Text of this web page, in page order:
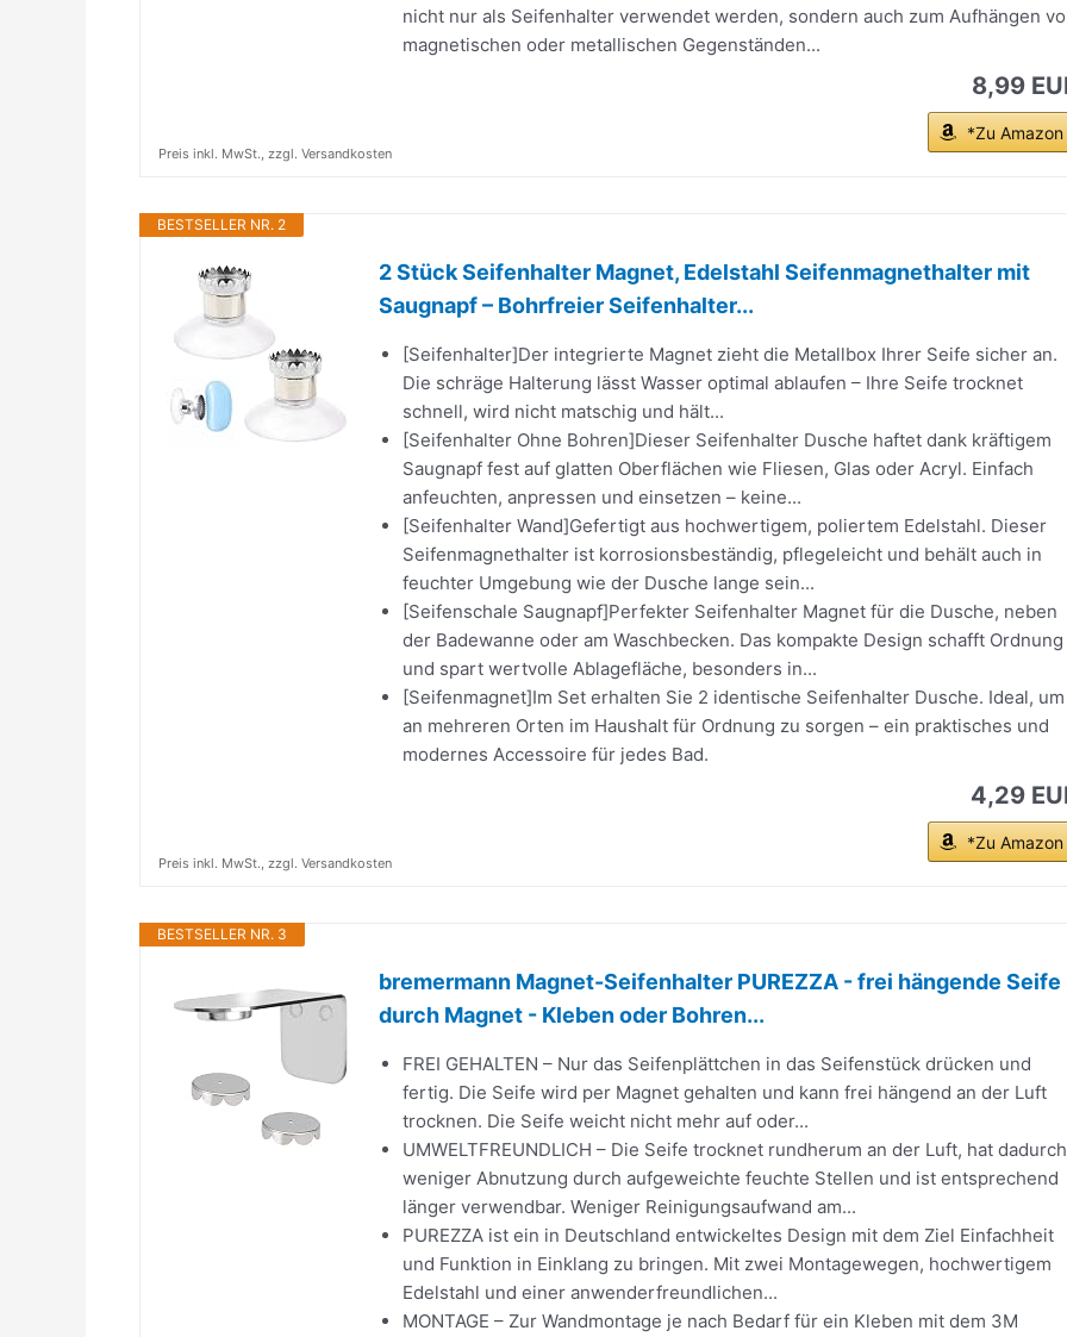
nicht nur als Seifenhalter verwendet werden, sondern auch zum Aufhängen
magnetischen oder metallischen Gegenständen...
8,99
*Zu Amazon
Preis inkl. MwSt., zzgl. Versandkosten
BESTSELLER NR. 2
2 Stück Seifenhalter Magnet, Edelstahl Seifenmagnethalter mit
Saugnapf – Bohrfreier Seifenhalter...
[Seifenhalter]Der integrierte Magnet zieht die Metallbox Ihrer Seife sicher an.
Die schräge Halterung lässt Wasser optimal ablaufen – Ihre Seife trocknet
schnell, wird nicht matschig und hält...
[Seifenhalter Ohne Bohren]Dieser Seifenhalter Dusche haftet dank kräftigem
Saugnapf fest auf glatten Oberflächen wie Fliesen, Glas oder Acryl. Einfach
anfeuchten, anpressen und einsetzen – keine...
[Seifenhalter Wand]Gefertigt aus hochwertigem, poliertem Edelstahl. Dieser
Seifenmagnethalter ist korrosionsbeständig, pflegeleicht und behält auch in
feuchter Umgebung wie der Dusche lange sein...
[Seifenschale Saugnapf]Perfekter Seifenhalter Magnet für die Dusche, neben
der Badewanne oder am Waschbecken. Das kompakte Design schafft Ordnung
und spart wertvolle Ablagefläche, besonders in...
[Seifenmagnet]Im Set erhalten Sie 2 identische Seifenhalter Dusche. Ideal, um
an mehreren Orten im Haushalt für Ordnung zu sorgen – ein praktisches und
modernes Accessoire für jedes Bad.
4,29
*Zu Amazon
Preis inkl. MwSt., zzgl. Versandkosten
BESTSELLER NR. 3
bremermann Magnet-Seifenhalter PUREZZA - frei hängende Seife
durch Magnet - Kleben oder Bohren...
FREI GEHALTEN – Nur das Seifenplättchen in das Seifenstück drücken und
fertig. Die Seife wird per Magnet gehalten und kann frei hängend an der Luft
trocknen. Die Seife weicht nicht mehr auf oder...
UMWELTFREUNDLICH – Die Seife trocknet rundherum an der Luft, hat dadurch
weniger Abnutzung durch aufgeweichte feuchte Stellen und ist entsprechend
länger verwendbar. Weniger Reinigungsaufwand am...
PUREZZA ist ein in Deutschland entwickeltes Design mit dem Ziel Einfachheit
und Funktion in Einklang zu bringen. Mit zwei Montagewegen, hochwertigem
Edelstahl und einer anwenderfreundlichen...
MONTAGE – Zur Wandmontage je nach Bedarf für ein Kleben mit dem 3M